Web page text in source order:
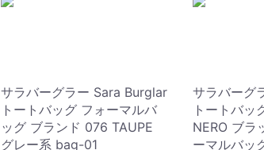
サラバーグラー Sara Burglar
トートバッグ フォーマルバ
ッグ ブランド 076 TAUPE
グレー系 bag-01
サラバーグ
トートバッ
NERO ブラ
ーマルバッ